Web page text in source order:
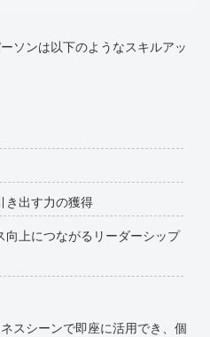
ソンは以下のようなスキルアッ
き出す力の獲得
向上につながるリーダーシップ
スシーンで即座に活用でき、個